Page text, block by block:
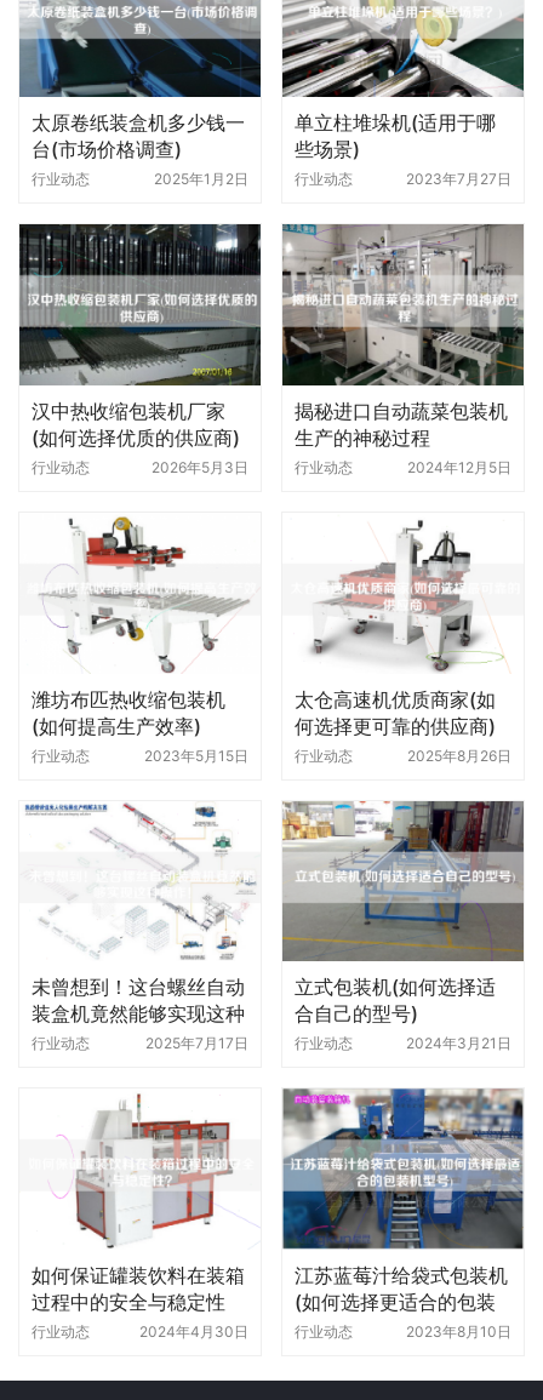
太原卷纸装盒机多少钱一
台(市场价格调查)
行业动态 2025年1月2日
单立柱堆垛机(适用于哪
些场景)
行业动态 2023年7月27日
汉中热收缩包装机厂家
(如何选择优质的供应商)
行业动态 2026年5月3日
揭秘进口自动蔬菜包装机
生产的神秘过程
行业动态 2024年12月5日
潍坊布匹热收缩包装机
(如何提高生产效率)
行业动态 2023年5月15日
太仓高速机优质商家(如
何选择更可靠的供应商)
行业动态 2025年8月26日
未曾想到！这台螺丝自动
装盒机竟然能够实现这种
操作！
行业动态 2025年7月17日
立式包装机(如何选择适
合自己的型号)
行业动态 2024年3月21日
如何保证罐装饮料在装箱
过程中的安全与稳定性
行业动态 2024年4月30日
江苏蓝莓汁给袋式包装机
(如何选择更适合的包装
机型号)
行业动态 2023年8月10日